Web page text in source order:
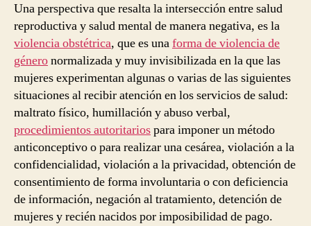
Una perspectiva que resalta la intersección entre salud
reproductiva y salud mental de manera negativa, es la
violencia obstétrica, que es unaforma de violencia de
géneronormalizada y muy invisibilizada en la que las
mujeres experimentan algunas o varias de las siguientes
situaciones al recibir atención en los servicios de salud:
maltrato físico, humillación y abuso verbal,
procedimientos autoritariospara imponer un método
anticonceptivo o para realizar una cesárea, violación a la
confidencialidad, violación a la privacidad, obtención de
consentimiento de forma involuntaria o con deficiencia
de información, negación al tratamiento, detención de
mujeres y recién nacidos por imposibilidad de pago.